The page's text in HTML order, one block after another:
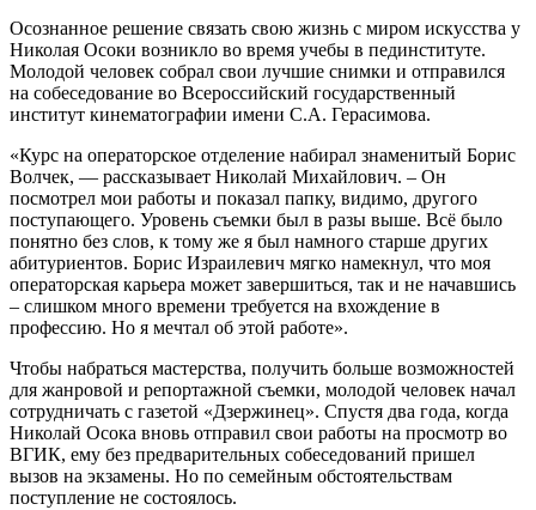
Осознанное решение связать свою жизнь с миром искусства у
Николая Осоки возникло во время учебы в пединституте.
Молодой человек собрал свои лучшие снимки и отправился
на собеседование во Всероссийский государственный
институт кинематографии имени С.А. Герасимова.
«Курс на операторское отделение набирал знаменитый Борис
Волчек, — рассказывает Николай Михайлович. – Он
посмотрел мои работы и показал папку, видимо, другого
поступающего. Уровень съемки был в разы выше. Всё было
понятно без слов, к тому же я был намного старше других
абитуриентов. Борис Израилевич мягко намекнул, что моя
операторская карьера может завершиться, так и не начавшись
– слишком много времени требуется на вхождение в
профессию. Но я мечтал об этой работе».
Чтобы набраться мастерства, получить больше возможностей
для жанровой и репортажной съемки, молодой человек начал
сотрудничать с газетой «Дзержинец». Спустя два года, когда
Николай Осока вновь отправил свои работы на просмотр во
ВГИК, ему без предварительных собеседований пришел
вызов на экзамены. Но по семейным обстоятельствам
поступление не состоялось.